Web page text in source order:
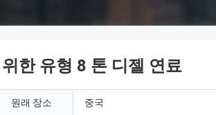
한 유형 8 톤 디젤 연료
원래 장소 중국